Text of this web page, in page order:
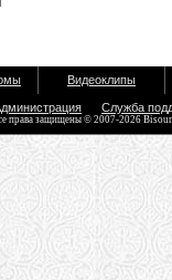
Видеоклипы
Служба
права защищены © 2007-2026